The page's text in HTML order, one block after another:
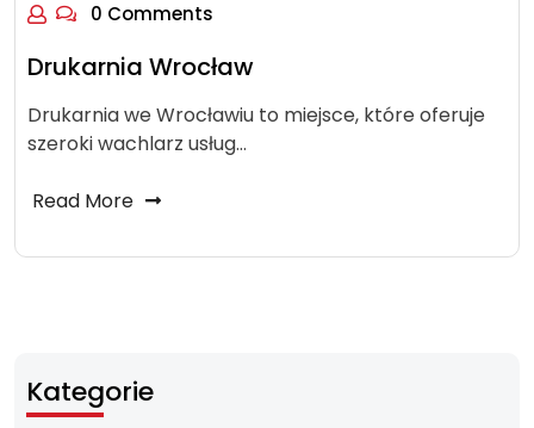
0 Comments
Drukarnia Wrocław
Drukarnia we Wrocławiu to miejsce, które oferuje
szeroki wachlarz usług…
Read More
Kategorie